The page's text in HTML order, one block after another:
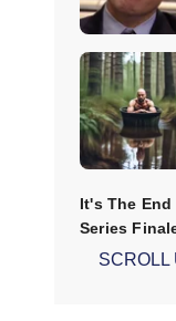
SCROLL